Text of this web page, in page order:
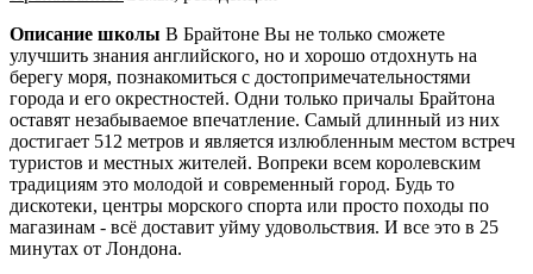
Описание школы В Брайтоне Вы не только сможете
улучшить знания английского, но и хорошо отдохнуть на
берегу моря, познакомиться с достопримечательностями
города и его окрестностей. Одни только причалы Брайтона
оставят незабываемое впечатление. Самый длинный из них
достигает 512 метров и является излюбленным местом встреч
туристов и местных жителей. Вопреки всем королевским
традициям это молодой и современный город. Будь то
дискотеки, центры морского спорта или просто походы по
магазинам - всё доставит уйму удовольствия. И все это в 25
минутах от Лондона.